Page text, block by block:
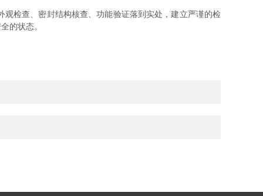
检查、密封结构核查、功能验证落到实处，建立严谨的检
的状态。